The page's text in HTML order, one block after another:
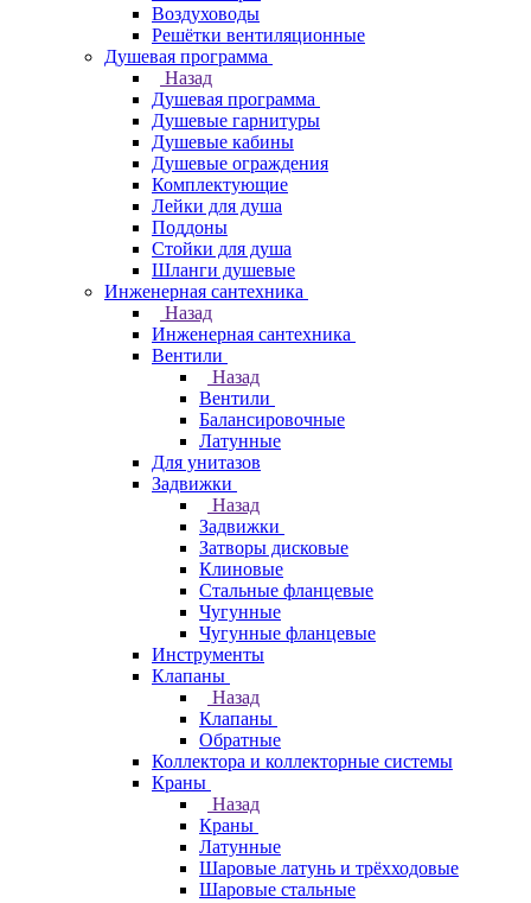
Воздуховоды
Решётки вентиляционные
Душевая программа
Назад
Душевая программа
Душевые гарнитуры
Душевые кабины
Душевые ограждения
Комплектующие
Лейки для душа
Поддоны
Стойки для душа
Шланги душевые
Инженерная сантехника
Назад
Инженерная сантехника
Вентили
Назад
Вентили
Балансировочные
Латунные
Для унитазов
Задвижки
Назад
Задвижки
Затворы дисковые
Клиновые
Стальные фланцевые
Чугунные
Чугунные фланцевые
Инструменты
Клапаны
Назад
Клапаны
Обратные
Коллектора и коллекторные системы
Краны
Назад
Краны
Латунные
Шаровые латунь и трёхходовые
Шаровые стальные